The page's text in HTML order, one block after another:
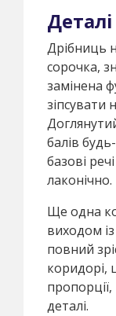
Дрібниць
сорочка,
замінена
зіпсувати
балів
базові
лаконічно.
Ще одна
виходом
повний
коридорі,
деталі.